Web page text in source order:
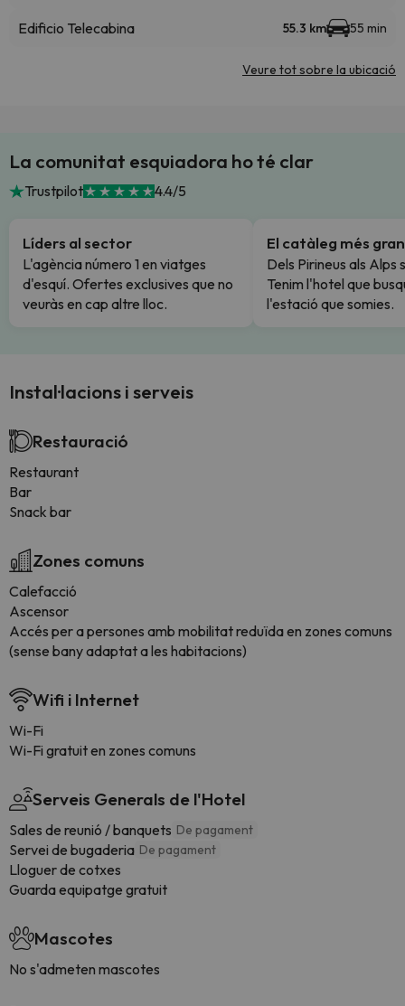
Edificio Telecabina 55.3 km 55 min
Veure tot sobre la ubicació
La comunitat esquiadora ho té clar
Trustpilot 4.4/5
Líders al sector
L'agència número 1 en viatges
d'esquí. Ofertes exclusives que no
veuràs en cap altre lloc.
El catàleg més gran
Dels Pirineus als Alps
Tenim l'hotel que
l'estació que somies.
Instal·lacions i serveis
Restauració
Restaurant
Bar
Snack bar
Zones comuns
Calefacció
Ascensor
Accés per a persones amb mobilitat reduïda en zones comuns
(sense bany adaptat a les habitacions)
Wifi i Internet
Wi-Fi
Wi-Fi gratuit en zones comuns
Serveis Generals de l'Hotel
Sales de reunió / banquets De pagament
Servei de bugaderia De pagament
Lloguer de cotxes
Guarda equipatge gratuit
Mascotes
No s'admeten mascotes